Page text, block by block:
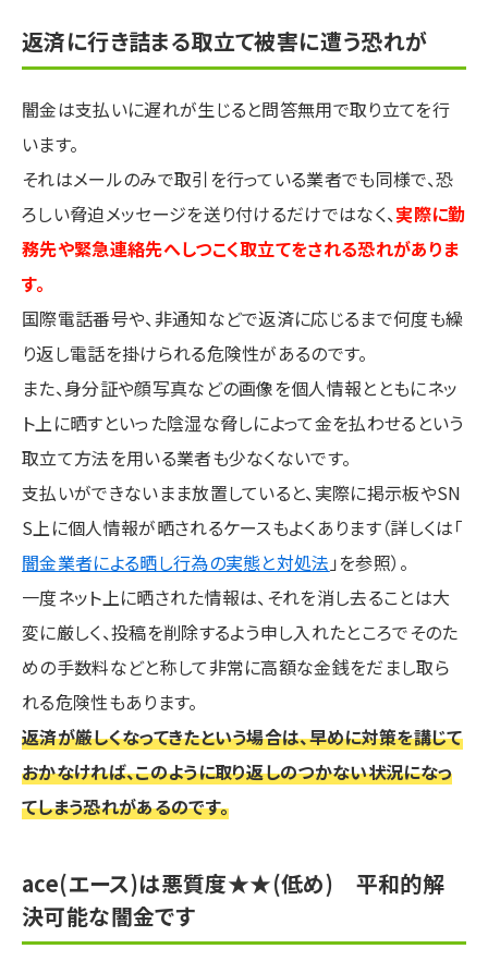
返済に行き詰まる取立て被害に遭う恐れが
闇金は支払いに遅れが生じると問答無用で取り立てを行
います。
それはメールのみで取引を行っている業者でも同様で、恐
ろしい脅迫メッセージを送り付けるだけではなく、実際に勤
務先や緊急連絡先へしつこく取立てをされる恐れがありま
す。
国際電話番号や、非通知などで返済に応じるまで何度も繰
り返し電話を掛けられる危険性があるのです。
また、身分証や顔写真などの画像を個人情報とともにネッ
ト上に晒すといった陰湿な脅しによって金を払わせるという
取立て方法を用いる業者も少なくないです。
支払いができないまま放置していると、実際に掲示板やSN
S上に個人情報が晒されるケースもよくあります（詳しくは「
闇金業者による晒し行為の実態と対処法 」を参照）。
一度ネット上に晒された情報は、それを消し去ることは大
変に厳しく、投稿を削除するよう申し入れたところでそのた
めの手数料などと称して非常に高額な金銭をだまし取ら
れる危険性もあります。
返済が厳しくなってきたという場合は、早めに対策を講じて
おかなければ、このように取り返しのつかない状況になっ
てしまう恐れがあるのです。
ace(エース)は悪質度★★(低め) 平和的解
決可能な闇金です